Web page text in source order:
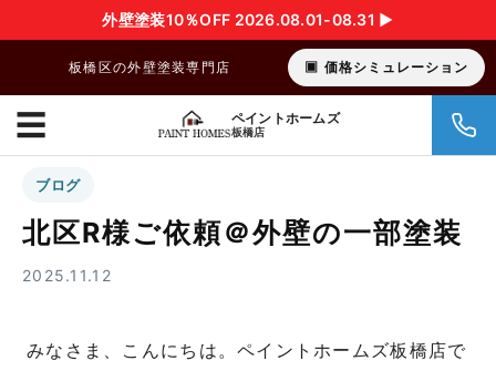
外壁塗装10％OFF 2026.08.01-08.31 ▶︎
板橋区の外壁塗装専門店 価格シミュレーション
ペイントホームズ
板橋店
☰
ブログ
北区R様ご依頼＠外壁の一部塗装
2025.11.12
みなさま、こんにちは。ペイントホームズ板橋店で